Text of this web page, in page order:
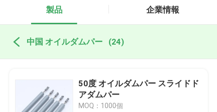
製品 企業情報
中国 オイルダムパー (24)
50度 オイルダムパー スライドド
アダムパー
MOQ：1000個